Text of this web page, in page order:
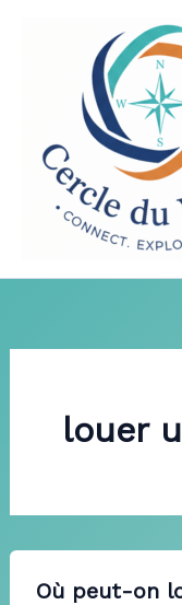
louer
Où peut-on